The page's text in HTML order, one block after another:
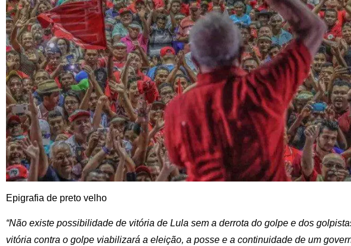
Epigrafia de preto velho
“Não existe possibilidade de vitória de Lula sem a derrota do golpe e dos
vitória contra o golpe viabilizará a eleição, a posse e a continuidade de um